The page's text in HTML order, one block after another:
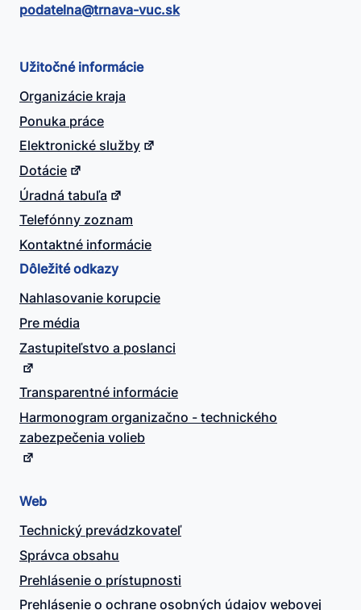
podatelna@​trnava-vuc.sk
Užitočné informácie
Organizácie kraja
Ponuka práce
Elektronické služby
Dotácie
Úradná tabuľa
Telefónny zoznam
Kontaktné informácie
Dôležité odkazy
Nahlasovanie korupcie
Pre média
Zastupiteľstvo a poslanci
Transparentné informácie
Harmonogram organizačno - technického
zabezpečenia volieb
Web
Technický prevádzkovateľ
Správca obsahu
Prehlásenie o prístupnosti
Prehlásenie o ochrane osobných údajov webovej